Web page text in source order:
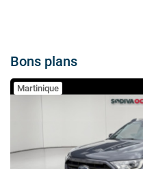
Bons plans
Martinique